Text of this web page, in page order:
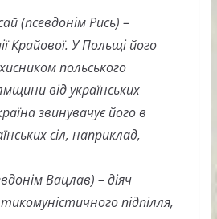
(псевдонім Рись) –
Крайової. У Польщі його
польського
від українських
звинувачує його в
сіл, наприклад,
Вацлав) – діяч
підпілля,